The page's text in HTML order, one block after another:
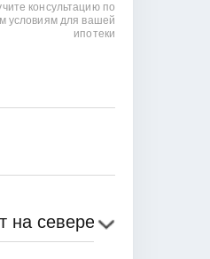
консультацию по
условиям для вашей
ипотеки